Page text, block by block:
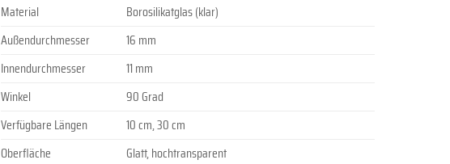
Material
Borosilikatglas (klar)
Außendurchmesser
16 mm
Innendurchmesser
11 mm
Winkel
90 Grad
Verfügbare Längen
10 cm, 30 cm
Oberfläche
Glatt, hochtransparent